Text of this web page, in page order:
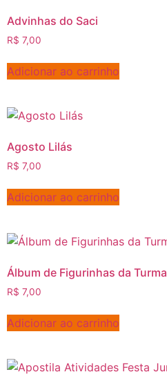
Advinhas do Saci
R$ 7,00
Adicionar ao carrinho
Agosto Lilás
R$ 7,00
Adicionar ao carrinho
Álbum de Figurinhas da Turma
R$ 7,00
Adicionar ao carrinho